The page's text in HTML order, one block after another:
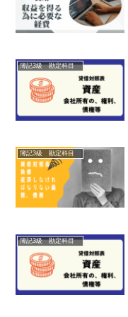
簿記3級 勘定科目
簿記3級 勘定科目
簿記3級 勘定科目